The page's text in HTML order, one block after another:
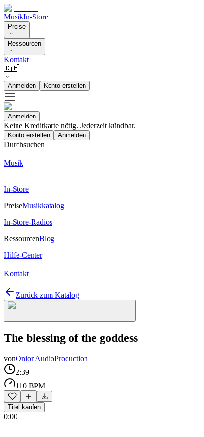
MusikIn-Store
Preise
Ressourcen
Kontakt
🇩🇪
Anmelden Konto erstellen
Anmelden
Keine Kreditkarte nötig. Jederzeit kündbar.
Konto erstellen Anmelden
Durchsuchen
Musik
In-Store
PreiseMusikkatalog
In-Store-Radios
RessourcenBlog
Hilfe-Center
Kontakt
Zurück zum Katalog
The blessing of the goddess
vonOnionAudioProduction
2:39
110 BPM
Titel kaufen
0:00